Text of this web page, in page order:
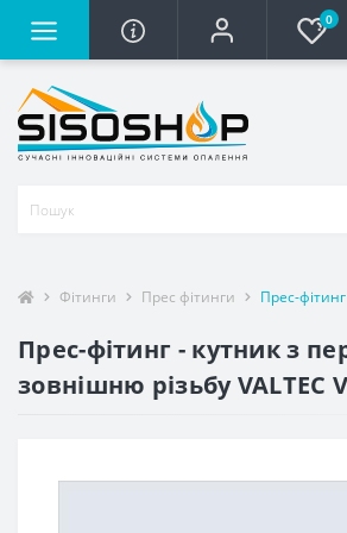
0
Фітинги Прес фітинги Прес-
Прес-фітинг - кутник з
зовнішню різьбу VALTEC